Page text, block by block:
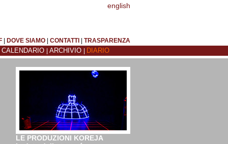
english
DOVE SIAMO CONTATTI TRASPARENZA
CALENDARIO ARCHIVIO DIARIO
LE PRODUZIONI KOREJA